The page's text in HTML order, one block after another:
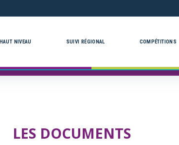
LES DOCUMENTS
HAUT NIVEAU SUIVI RÉGIONAL COMPÉTITIONS